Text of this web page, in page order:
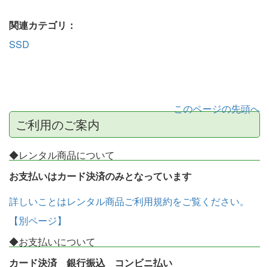
関連カテゴリ：
SSD
このページの先頭へ
ご利用のご案内
◆レンタル商品について
お支払いはカード決済のみとなっています
詳しいことはレンタル商品ご利用規約をご覧ください。
【別ページ】
◆お支払いについて
カード決済 銀行振込 コンビニ払い